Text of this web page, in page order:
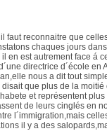
faut reconnaitre que
chaques jours
en est autrement face á
directrice d´école
nous a dit tout
que plus de la
et représentent
de leurs cinglés en
l´immigration,mais
il y a des